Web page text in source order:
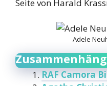
Seite von Harald
Adele
RAF Camora